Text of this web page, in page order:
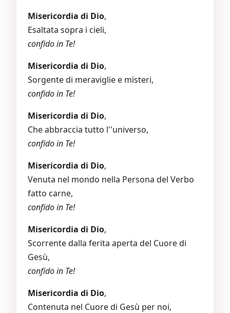
Misericordia di Dio,
Esaltata sopra i cieli,
confido in Te!
Misericordia di Dio,
Sorgente di meraviglie e misteri,
confido in Te!
Misericordia di Dio,
Che abbraccia tutto l''universo,
confido in Te!
Misericordia di Dio,
Venuta nel mondo nella Persona del Verbo
fatto carne,
confido in Te!
Misericordia di Dio,
Scorrente dalla ferita aperta del Cuore di
Gesù,
confido in Te!
Misericordia di Dio,
Contenuta nel Cuore di Gesù per noi,